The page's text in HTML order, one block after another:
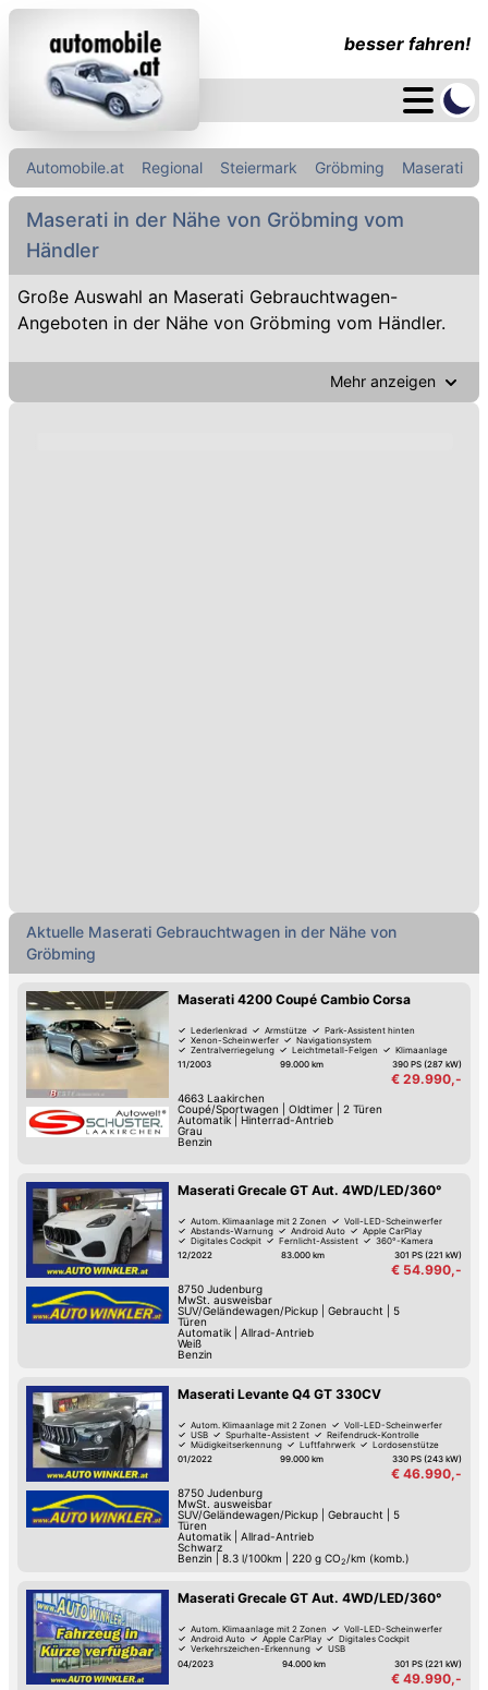
besser fahren!
Automobile.at Regional Steiermark Gröbming Maserati
Maserati in der Nähe von Gröbming vom
Händler
Große Auswahl an Maserati Gebrauchtwagen-
Angeboten in der Nähe von Gröbming vom Händler.
Mehr anzeigen
Aktuelle Maserati Gebrauchtwagen in der Nähe von
Gröbming
Maserati 4200 Coupé Cambio Corsa
Lederlenkrad Armstütze
Park-Assistent hinten
Xenon-Scheinwerfer
Navigationsystem
Zentralverriegelung
Leichtmetall-Felgen
Klimaanlage
11/2003
99.000 km 390 PS (287 kW)
€ 29.990,-
4663 Laakirchen
Coupé/Sportwagen
Oldtimer|
2 Türen
Automatik| Hinterrad-Antrieb
Grau
Benzin
Maserati Grecale GT Aut. 4WD/LED/360°
Autom. Klimaanlage mit 2 Zonen
Voll-LED-Scheinwerfer
Abstands-Warnung
Android Auto
Apple CarPlay
Digitales Cockpit
Fernlicht-Assistent
360°-Kamera
12/2022
83.000 km 301 PS (221 kW)
€ 54.990,-
8750 Judenburg
MwSt. ausweisbar
SUV/Geländewagen/Pickup| Gebraucht
5
Türen
Automatik| Allrad-Antrieb
Weiß
Benzin
Maserati Levante Q4 GT 330CV
Autom. Klimaanlage mit 2 Zonen
Voll-LED-Scheinwerfer
USB
Spurhalte-Assistent
Reifendruck-Kontrolle
Müdigkeitserkennung
Luftfahrwerk
Lordosenstütze
01/2022
99.000 km 330 PS (243 kW)
€ 46.990,-
8750 Judenburg
MwSt. ausweisbar
SUV/Geländewagen/Pickup| Gebraucht
5
Türen
Automatik| Allrad-Antrieb
Schwarz
Benzin
8.3 l/100km 220 g CO2 /km (komb.)
Maserati Grecale GT Aut. 4WD/LED/360°
Autom. Klimaanlage mit 2 Zonen
Voll-LED-Scheinwerfer
Android Auto
Apple CarPlay
Digitales Cockpit
Verkehrszeichen-Erkennung
USB
Spurwechsel-Assistent
04/2023 94.000 km 301 PS (221 kW)
€ 49.990,-